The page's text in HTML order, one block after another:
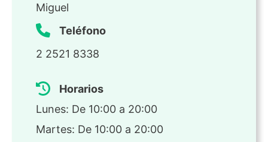
Miguel
Teléfono
2 2521 8338
Horarios
Lunes: De 10:00 a 20:00
Martes: De 10:00 a 20:00